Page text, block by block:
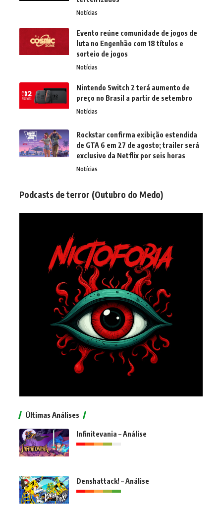
Notícias
Evento reúne comunidade de jogos de
luta no Engenhão com 18 títulos e
sorteio de jogos
Notícias
Nintendo Switch 2 terá aumento de
preço no Brasil a partir de setembro
Notícias
Rockstar confirma exibição estendida
de GTA 6 em 27 de agosto; trailer será
exclusivo da Netflix por seis horas
Notícias
Podcasts de terror (Outubro do Medo)
Últimas Análises
Infinitevania – Análise
Denshattack! – Análise